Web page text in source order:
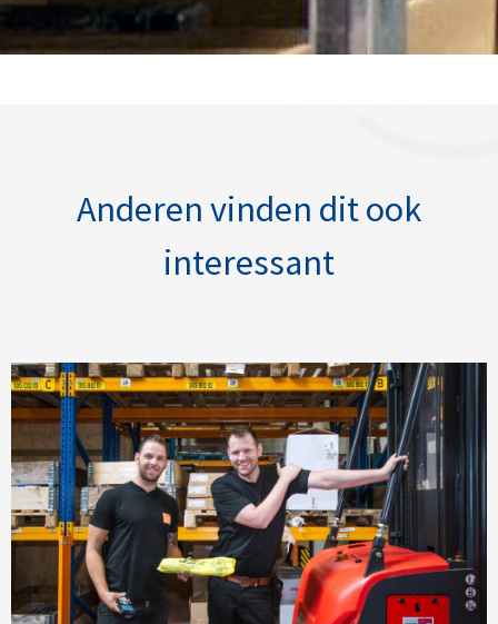
Anderen vinden dit ook
interessant